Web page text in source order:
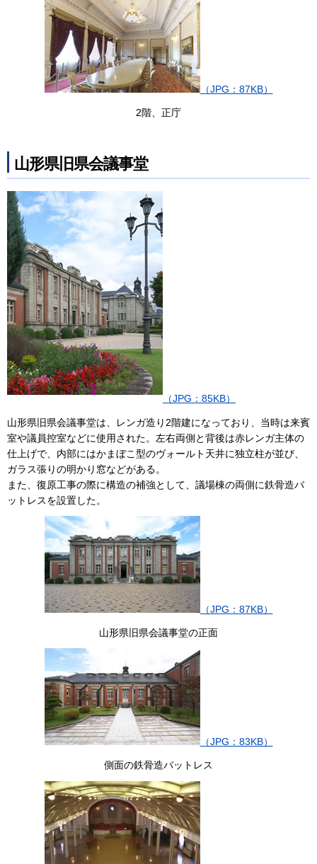
（JPG：87KB）
2階、正庁
山形県旧県会議事堂
（JPG：85KB）
山形県旧県会議事堂は、レンガ造り2階建になっており、当時は来賓
室や議員控室などに使用された。左右両側と背後は赤レンガ主体の
仕上げで、内部にはかまぼこ型のヴォールト天井に独立柱が並び、
ガラス張りの明かり窓などがある。
また、復原工事の際に構造の補強として、議場棟の両側に鉄骨造バ
ットレスを設置した。
（JPG：87KB）
山形県旧県会議事堂の正面
（JPG：83KB）
側面の鉄骨造バットレス